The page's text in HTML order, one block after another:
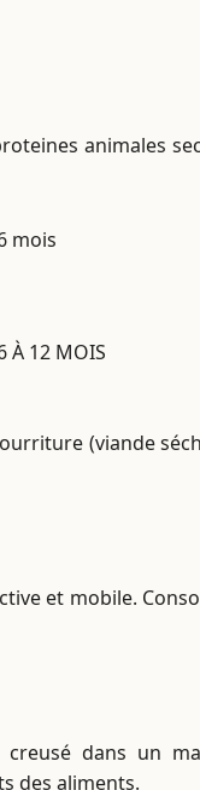
animales
mois
À 12 MOIS
(viande
et mobile.
dans un
des aliments.